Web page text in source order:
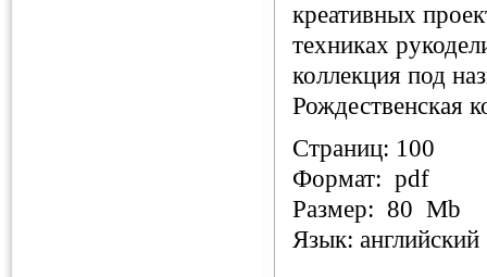
креативных
техниках
коллекция под
Рождественская
Страниц: 100
Формат: pdf
Размер: 80 Mb
Язык: английский